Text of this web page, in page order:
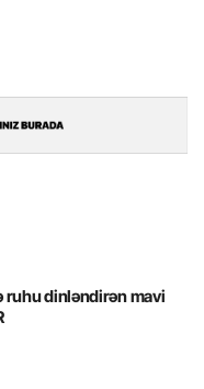
ruhu dinləndirən mavi